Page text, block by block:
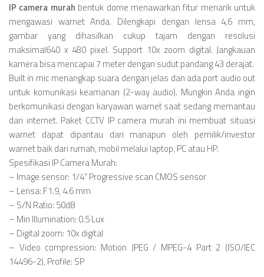
IP camera murah bentuk dome menawarkan fitur menarik untuk
mengawasi warnet Anda. Dilengkapi dengan lensa 4,6 mm,
gambar yang dihasilkan cukup tajam dengan resolusi
maksimal640 x 480 pixel. Support 10x zoom digital. Jangkauan
kamera bisa mencapai 7 meter dengan sudut pandang 43 derajat.
Built in mic menangkap suara dengan jelas dan ada port audio out
untuk komunikasi keamanan (2-way audio). Mungkin Anda ingin
berkomunikasi dengan karyawan warnet saat sedang memantau
dari internet. Paket CCTV IP camera murah ini membuat situasi
warnet dapat dipantau dari manapun oleh pemilik/investor
warnet baik dari rumah, mobil melalui laptop, PC atau HP.
Spesifikasi IP Camera Murah:
– Image sensor: 1/4” Progressive scan CMOS sensor
– Lensa: F1.9, 4.6 mm
– S/N Ratio: 50dB
– Min Illumination: 0.5 Lux
– Digital zoom: 10x digital
– Video compression: Motion JPEG / MPEG-4 Part 2 (ISO/IEC
14496-2), Profile: SP